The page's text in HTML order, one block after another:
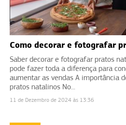
Como decorar e fotografar
Saber decorar e fotografar pratos
pode fazer toda a diferença para
aumentar as vendas A importância
pratos natalinos No...
11 de Dezembro de 2024 às 13:36